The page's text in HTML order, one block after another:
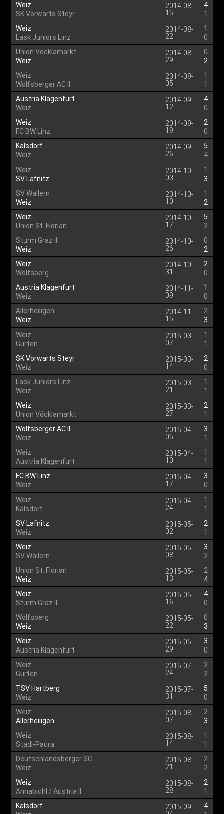
Weiz
SK Vorwarts Steyr
2014-08-
15
4
1
Weiz
Lask Juniors Linz
2014-08-
22
1
0
Union Vöcklamarkt
Weiz
2014-08-
29
0
2
Weiz
Wolfsberger AC II
2014-09-
05
1
1
Austria Klagenfurt
Weiz
2014-09-
12
4
0
Weiz
FC BW Linz
2014-09-
19
2
0
Kalsdorf
Weiz
2014-09-
26
5
4
Weiz
SV Lafnitz
2014-10-
03
1
3
SV Wallern
Weiz
2014-10-
10
1
2
Weiz
Union St. Florian
2014-10-
17
5
2
Sturm Graz II
Weiz
2014-10-
26
0
2
Weiz
Wolfsberg
2014-10-
31
2
0
Austria Klagenfurt
Weiz
2014-11-
09
1
0
Allerheiligen
Weiz
2014-11-
15
2
3
Weiz
Gurten
2015-03-
07
1
1
SK Vorwarts Steyr
Weiz
2015-03-
14
2
0
Lask Juniors Linz
Weiz
2015-03-
21
1
1
Weiz
Union Vöcklamarkt
2015-03-
27
2
1
Wolfsberger AC II
Weiz
2015-04-
05
3
1
Weiz
Austria Klagenfurt
2015-04-
10
1
1
FC BW Linz
Weiz
2015-04-
17
3
0
Weiz
Kalsdorf
2015-04-
24
1
1
SV Lafnitz
Weiz
2015-05-
02
2
1
Weiz
SV Wallern
2015-05-
08
3
2
Union St. Florian
Weiz
2015-05-
13
2
4
Weiz
Sturm Graz II
2015-05-
16
4
0
Wolfsberg
Weiz
2015-05-
22
0
3
Weiz
Austria Klagenfurt
2015-05-
29
3
0
Weiz
Gurten
2015-07-
24
2
2
TSV Hartberg
Weiz
2015-07-
31
5
0
Weiz
Allerheiligen
2015-08-
07
2
3
Weiz
Stadl-Paura
2015-08-
14
1
1
Deutschlandsberger SC
Weiz
2015-08-
21
2
2
Weiz
Annabichl / Austria II
2015-08-
28
2
1
Kalsdorf
2015-09-
4